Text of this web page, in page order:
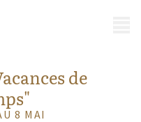
de
8 MAI